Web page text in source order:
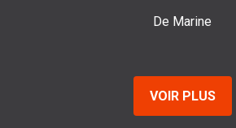
VOIR PLUS